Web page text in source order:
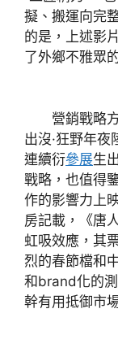
擬、搬運向完
的是，上述影
了外鄉不雅眾
營銷戰略
出沒·狂野年夜
連續衍參展生
戰略，也值得
作的影響力上
房記載，《唐
虹吸效應，其
烈的春節檔和
和brand化的
幹有用抵御市